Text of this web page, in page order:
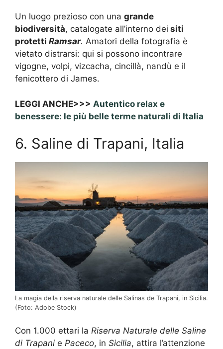
Un luogo prezioso con una grande
biodiversità, catalogate all’interno dei siti
protetti Ramsar. Amatori della fotografia è
vietato distrarsi: qui si possono incontrare
vigogne, volpi, vizcacha, cincillà, nandù e il
fenicottero di James.
LEGGI ANCHE>>> Autentico relax e
benessere: le più belle terme naturali di Italia
6. Saline di Trapani, Italia
La magia della riserva naturale delle Salinas de Trapani, in Sicilia.
(Foto: Adobe Stock)
Con 1.000 ettari la Riserva Naturale delle Saline
di Trapani e Paceco, in Sicilia, attira l’attenzione